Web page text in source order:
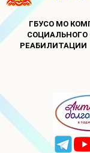
ГБУСО МО